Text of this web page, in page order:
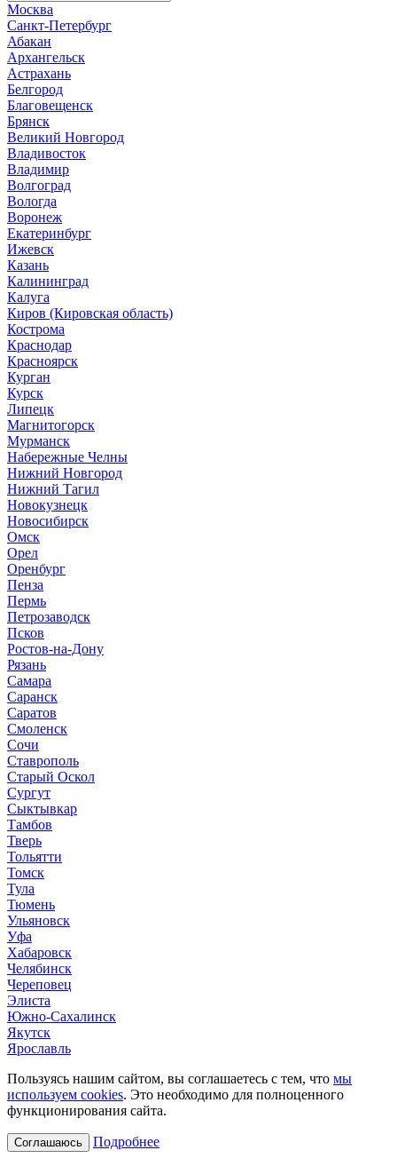
Москва
Санкт-Петербург
Абакан
Архангельск
Астрахань
Белгород
Благовещенск
Брянск
Великий Новгород
Владивосток
Владимир
Волгоград
Вологда
Воронеж
Екатеринбург
Ижевск
Казань
Калининград
Калуга
Киров (Кировская область)
Кострома
Краснодар
Красноярск
Курган
Курск
Липецк
Магнитогорск
Мурманск
Набережные Челны
Нижний Новгород
Нижний Тагил
Новокузнецк
Новосибирск
Омск
Орел
Оренбург
Пенза
Пермь
Петрозаводск
Псков
Ростов-на-Дону
Рязань
Самара
Саранск
Саратов
Смоленск
Сочи
Ставрополь
Старый Оскол
Сургут
Сыктывкар
Тамбов
Тверь
Тольятти
Томск
Тула
Тюмень
Ульяновск
Уфа
Хабаровск
Челябинск
Череповец
Элиста
Южно-Сахалинск
Якутск
Ярославль
Пользуясь нашим сайтом, вы соглашаетесь с тем, что мы
используем cookies. Это необходимо для полноценного
функционирования сайта.
Соглашаюсь Подробнее